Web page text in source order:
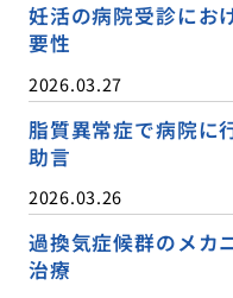
妊活の病院受診にお
要性
2026.03.27
脂質異常症で病院に
助言
2026.03.26
過換気症候群のメカ
治療